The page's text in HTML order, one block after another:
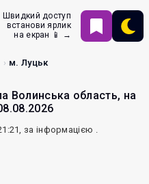
Швидкий доступ
встанови ярлик
на екран 📱 →
м. Луцьк
Волинська область, на
за інформацією .